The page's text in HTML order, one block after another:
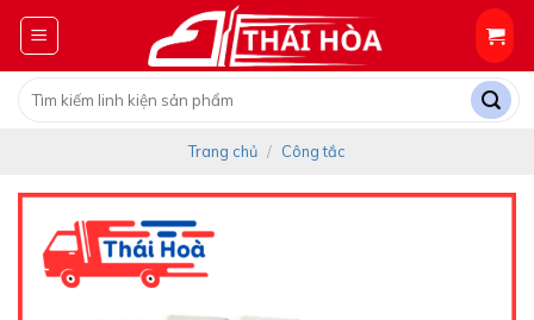
Skip
content
kiếm:
Trang chủ / Công tắc